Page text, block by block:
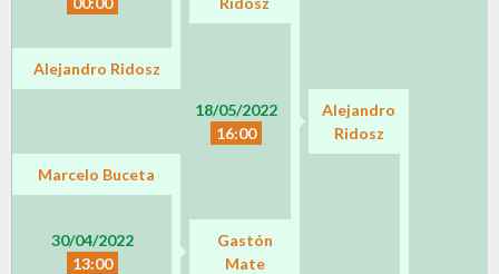
18/05/2022
16:00
Alejandro Ridosz
Alejandro
Ridosz
Marcelo Buceta
30/04/2022
13:00
Gastón
Mate